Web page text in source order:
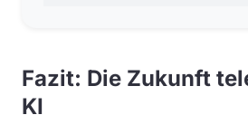
Fazit: Die Zukunft
KI